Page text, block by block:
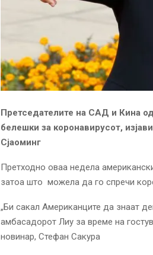
Претседателите на САД и Кинa
белешки за коронавирусот,
Сјаоминг
Претходно оваа недела
затоа што можела да го спречи
„Би сакал Американците да знаат
амбасадорот Лиу за време на
новинар, Стефан Сакура